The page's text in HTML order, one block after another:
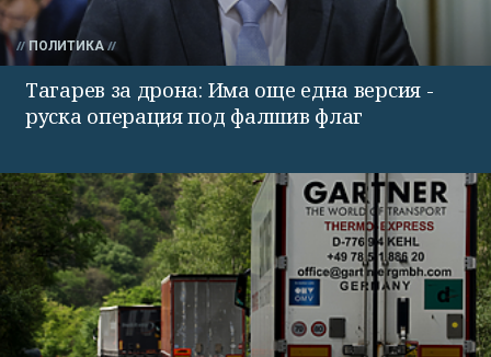
ПОЛИТИКА
Тагарев за дрона: Има още една версия -
руска операция под фалшив флаг